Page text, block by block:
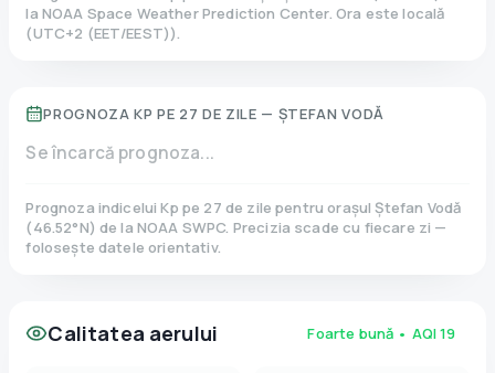
la NOAA Space Weather Prediction Center. Ora este locală
(UTC+2 (EET/EEST)).
PROGNOZA KP PE 27 DE ZILE — ȘTEFAN VODĂ
Se încarcă prognoza...
Prognoza indicelui Kp pe 27 de zile pentru orașul Ștefan Vodă
(46.52°N)de la NOAA SWPC. Precizia scade cu fiecare zi —
folosește datele orientativ.
Calitatea aerului Foarte bună • AQI19